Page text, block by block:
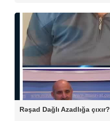
Rəşad Dağlı Azadlığa çıxır?